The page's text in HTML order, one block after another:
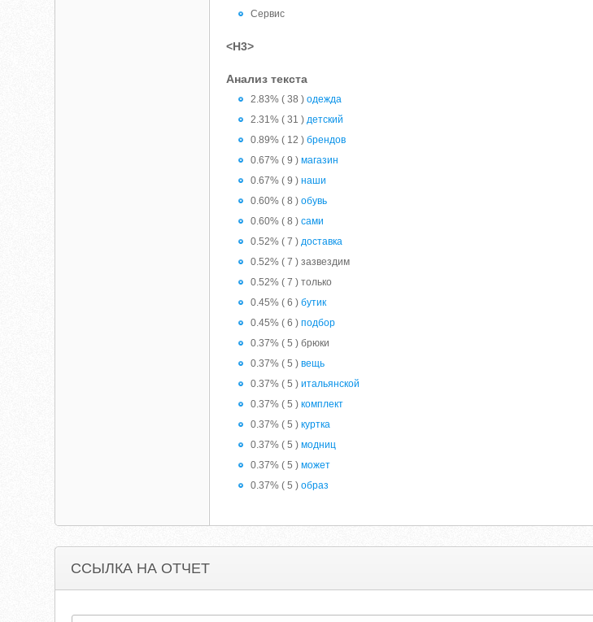
Сервис
<H3>
Анализ текста
2.83% ( 38 )одежда
2.31% ( 31 )детский
0.89% ( 12 )брендов
0.67% ( 9 )магазин
0.67% ( 9 )наши
0.60% ( 8 )обувь
0.60% ( 8 )сами
0.52% ( 7 )доставка
0.52% ( 7 ) зазвездим
0.52% ( 7 ) только
0.45% ( 6 )бутик
0.45% ( 6 )подбор
0.37% ( 5 ) брюки
0.37% ( 5 )вещь
0.37% ( 5 )итальянской
0.37% ( 5 )комплект
0.37% ( 5 )куртка
0.37% ( 5 )модниц
0.37% ( 5 )может
0.37% ( 5 )образ
ССЫЛКА НА ОТЧЕТ